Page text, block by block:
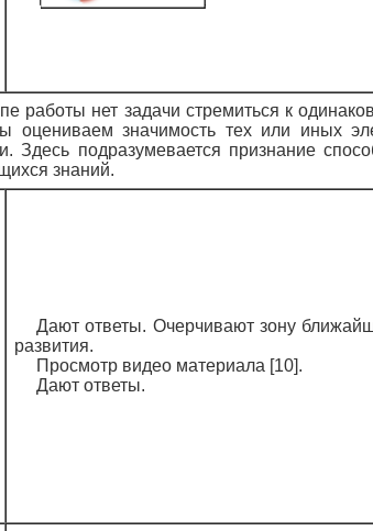
работы нет задачи стремиться к
оцениваем значимость тех или иных
Здесь подразумевается признание
знаний.
Дают ответы. Очерчивают зону
развития.
Просмотр видео материала [10].
Дают ответы.